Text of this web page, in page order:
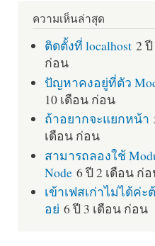
ความเห็นล่าสุด
ติดตั้งที่ localhost 2
ก่อน
ปัญหาคงอยู่ที่ตัว
10 เดือน ก่อน
ถ้าอยากจะแยกหน้า
เดือน ก่อน
สามารถลองใช้
Node 6 ปี 2 เดือน ก่
เข้าเฟสเก่าไม่ได้ค่ะ
อย่ 6 ปี 3 เดือน ก่อน